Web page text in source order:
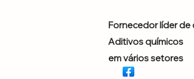
Fornecedor líder
Aditivos químicos
em vários setores